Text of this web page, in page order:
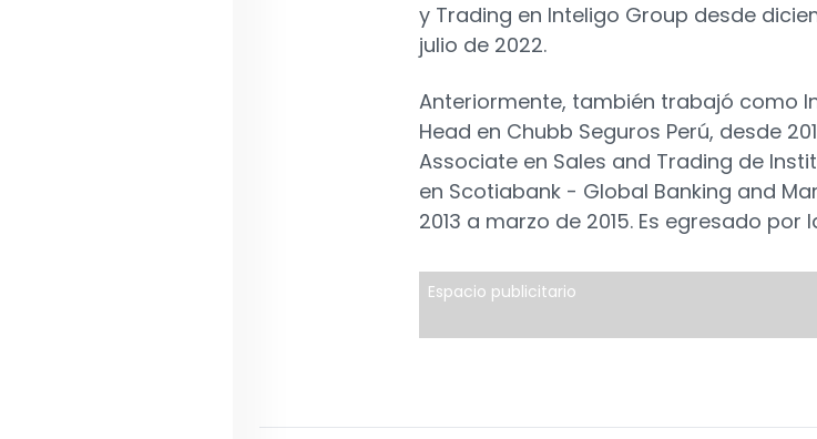
y Trading en Inteligo Group desde
julio de 2022.
Anteriormente, también trabajó como
Head en Chubb Seguros Perú, desde
Associate en Sales and Trading de
en Scotiabank - Global Banking and
2013 a marzo de 2015. Es egresado por
Espacio publicitario